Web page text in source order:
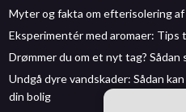
Myter og fakta om efterisolering
Eksperimentér med aromaer:
Drømmer du om et nyt tag?
Undgå dyre vandskader: Sådan
din bolig